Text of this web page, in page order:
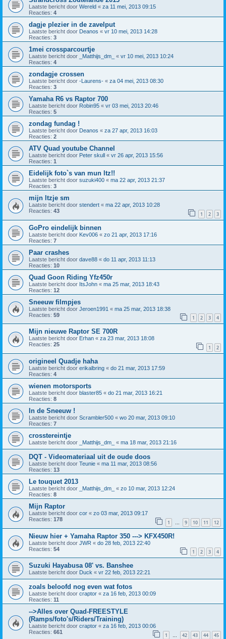
Laatste bericht door Wereld « za 11 mei, 2013 09:15
Reacties: 4
dagje plezier in de zavelput
Laatste bericht door Deanos « vr 10 mei, 2013 14:28
Reacties: 3
1mei crossparcourtje
Laatste bericht door _Matthijs_dm_ « vr 10 mei, 2013 10:24
Reacties: 4
zondagje crossen
Laatste bericht door -Laurens- « za 04 mei, 2013 08:30
Reacties: 3
Yamaha R6 vs Raptor 700
Laatste bericht door Robin95 « vr 03 mei, 2013 20:46
Reacties: 5
zondag fundag !
Laatste bericht door Deanos « za 27 apr, 2013 16:03
Reacties: 2
ATV Quad youtube Channel
Laatste bericht door Peter skull « vr 26 apr, 2013 15:56
Reacties: 1
Eidelijk foto`s van mun ltz!!
Laatste bericht door suzuki400 « ma 22 apr, 2013 21:37
Reacties: 3
mijn ltzje sm
Laatste bericht door stendert « ma 22 apr, 2013 10:28
Reacties: 43 1 2 3
GoPro eindelijk binnen
Laatste bericht door Kev006 « zo 21 apr, 2013 17:16
Reacties: 7
Paar crashes
Laatste bericht door dave88 « do 11 apr, 2013 11:13
Reacties: 10
Quad Goon Riding Yfz450r
Laatste bericht door ItsJohn « ma 25 mar, 2013 18:43
Reacties: 12
Sneeuw filmpjes
Laatste bericht door Jeroen1991 « ma 25 mar, 2013 18:38
Reacties: 59 1 2 3 4
Mijn nieuwe Raptor SE 700R
Laatste bericht door Erhan « za 23 mar, 2013 18:08
Reacties: 25 1 2
origineel Quadje haha
Laatste bericht door erikalbring « do 21 mar, 2013 17:59
Reacties: 4
wienen motorsports
Laatste bericht door blaster85 « do 21 mar, 2013 16:21
Reacties: 8
In de Sneeuw !
Laatste bericht door Scrambler500 « wo 20 mar, 2013 09:10
Reacties: 7
crosstereintje
Laatste bericht door _Matthijs_dm_ « ma 18 mar, 2013 21:16
DQT - Videomateriaal uit de oude doos
Laatste bericht door Teunie « ma 11 mar, 2013 08:56
Reacties: 13
Le touquet 2013
Laatste bericht door _Matthijs_dm_ « zo 10 mar, 2013 12:24
Reacties: 8
Mijn Raptor
Laatste bericht door cor « zo 03 mar, 2013 09:17
Reacties: 178 1 … 9 10 11 12
Nieuw hier + Yamaha Raptor 350 ---> KFX450R!
Laatste bericht door JWR « do 28 feb, 2013 22:40
Reacties: 54 1 2 3 4
Suzuki Hayabusa 08' vs. Banshee
Laatste bericht door Duck « vr 22 feb, 2013 22:21
zoals beloofd nog even wat fotos
Laatste bericht door craptor « za 16 feb, 2013 00:09
Reacties: 11
-->Alles over Quad-FREESTYLE
(Ramps/foto's/Riders/Training)
Laatste bericht door craptor « za 16 feb, 2013 00:06
Reacties: 661 1 … 42 43 44 45